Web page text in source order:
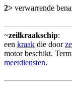
2> verwarrende
~zeilkraakschip:
een kraak die door
motor beschikt.
meetdiensten.